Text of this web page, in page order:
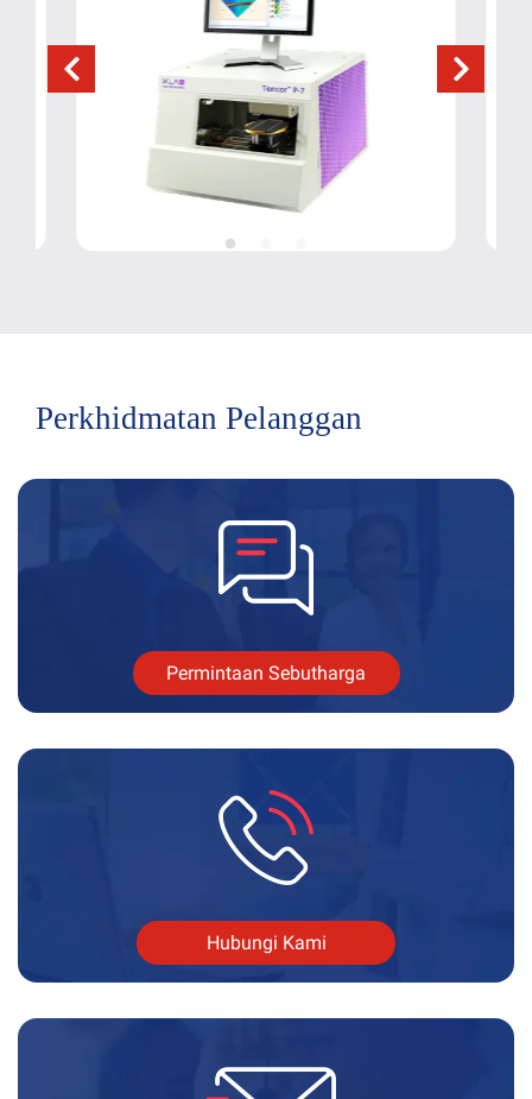
Perkhidmatan Pelanggan
Permintaan Sebutharga
Hubungi Kami